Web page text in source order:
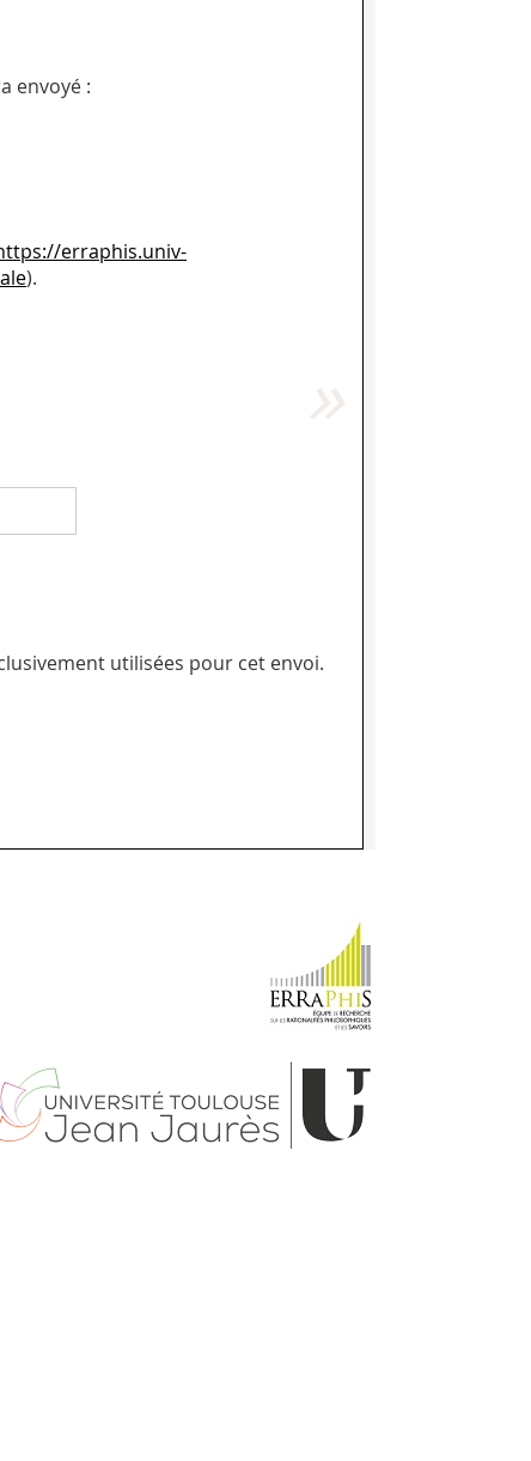
envoyé :
erraphis.univ-
).
utilisées pour cet envoi.